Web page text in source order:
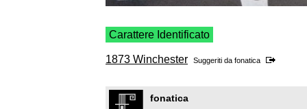
Carattere Identificato
1873 Winchester Suggeriti da fonatica
fonatica